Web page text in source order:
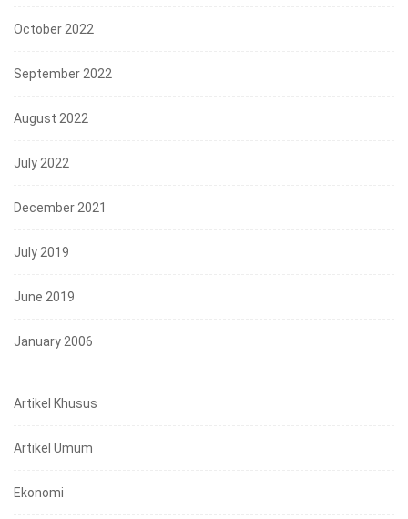
October 2022
September 2022
August 2022
July 2022
December 2021
July 2019
June 2019
January 2006
Artikel Khusus
Artikel Umum
Ekonomi